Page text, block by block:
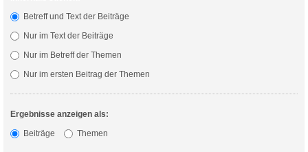
Betreff und Text der Beiträge
Nur im Text der Beiträge
Nur im Betreff der Themen
Nur im ersten Beitrag der Themen
Ergebnisse anzeigen als:
Beiträge
Themen